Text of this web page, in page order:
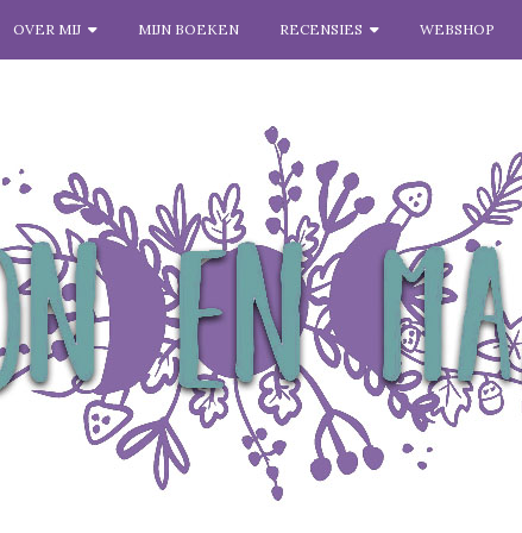
OVER MIJ MIJN BOEKEN RECENSIES WEBSHOP